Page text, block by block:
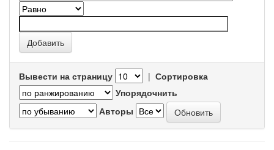
Вывести на страницу | Сортировка
Упорядочнить
Авторы